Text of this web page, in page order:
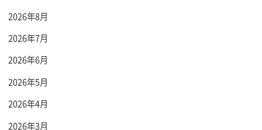
2026年8月
2026年7月
2026年6月
2026年5月
2026年4月
2026年3月